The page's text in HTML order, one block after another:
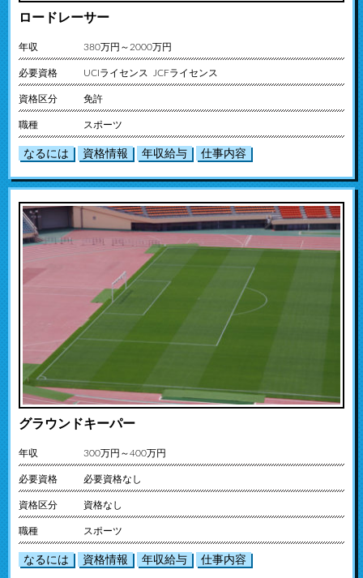
ロードレーサー
年収 380万円～2000万円
必要資格 UCIライセンス JCFライセンス
資格区分 免許
職種 スポーツ
なるには 資格情報 年収給与 仕事内容
グラウンドキーパー
年収 300万円～400万円
必要資格 必要資格なし
資格区分 資格なし
職種 スポーツ
なるには 資格情報 年収給与 仕事内容